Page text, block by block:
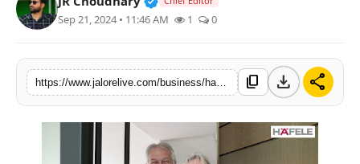
शिक्षा
मनोरंजन
Sep 21, 2024 • 11:46 AM 1 0
content_copy download share